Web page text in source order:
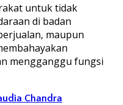
untuk tidak
di badan
maupun
mengganggu fungsi
Chandra